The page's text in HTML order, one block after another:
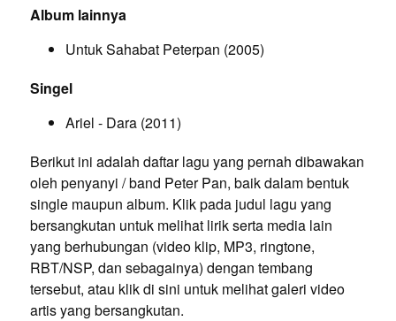
Album lainnya
Untuk Sahabat Peterpan (2005)
Singel
Ariel - Dara (2011)
Berikut ini adalah daftar lagu yang pernah dibawakan
oleh penyanyi / band Peter Pan, baik dalam bentuk
single maupun album. Klik pada judul lagu yang
bersangkutan untuk melihat lirik serta media lain
yang berhubungan (video klip, MP3, ringtone,
RBT/NSP, dan sebagainya) dengan tembang
tersebut, atau klik di sini untuk melihat galeri video
artis yang bersangkutan.